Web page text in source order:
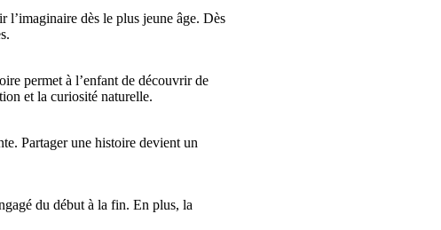
l’imaginaire dès le plus jeune âge. Dès
permet à l’enfant de découvrir de
et la curiosité naturelle.
Partager une histoire devient un
du début à la fin. En plus, la